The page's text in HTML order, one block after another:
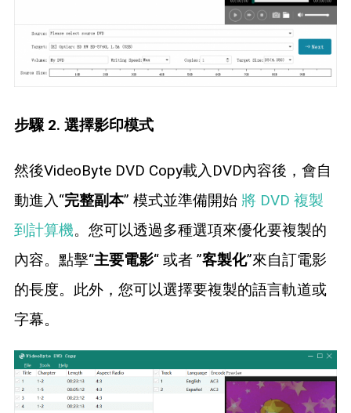
步驟 2. 選擇影印模式
然後VideoByte DVD Copy載入DVD內容後，會自
動進入“完整副本” 模式並準備開始 將 DVD 複製
到計算機。您可以透過多種選項來優化要複製的
內容。點擊“主要電影“ 或者 ”客製化”來自訂電影
的長度。此外，您可以選擇要複製的語言軌道或
字幕。